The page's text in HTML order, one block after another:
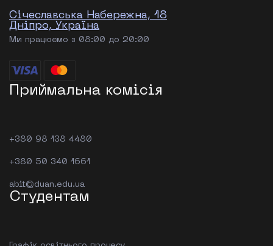
Січеславська Набережна, 18
Дніпро, Україна
Ми працюємо з 08:00 до 20:00
Приймальна комісія
+380 98 138 4480
+380 50 340 1661
abit@duan.edu.ua
Студентам